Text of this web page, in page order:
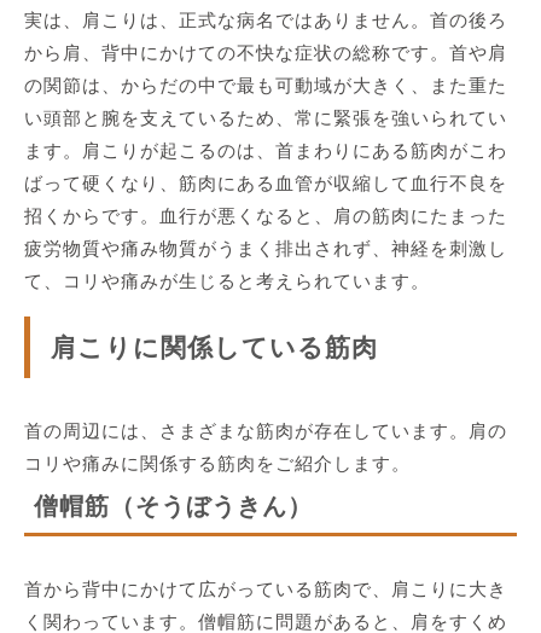
実は、肩こりは、正式な病名ではありません。首の後ろ
から肩、背中にかけての不快な症状の総称です。首や肩
の関節は、からだの中で最も可動域が大きく、また重た
い頭部と腕を支えているため、常に緊張を強いられてい
ます。肩こりが起こるのは、首まわりにある筋肉がこわ
ばって硬くなり、筋肉にある血管が収縮して血行不良を
招くからです。血行が悪くなると、肩の筋肉にたまった
疲労物質や痛み物質がうまく排出されず、神経を刺激し
て、コリや痛みが生じると考えられています。
肩こりに関係している筋肉
首の周辺には、さまざまな筋肉が存在しています。肩の
コリや痛みに関係する筋肉をご紹介します。
僧帽筋（そうぼうきん）
首から背中にかけて広がっている筋肉で、肩こりに大き
く関わっています。僧帽筋に問題があると、肩をすくめ